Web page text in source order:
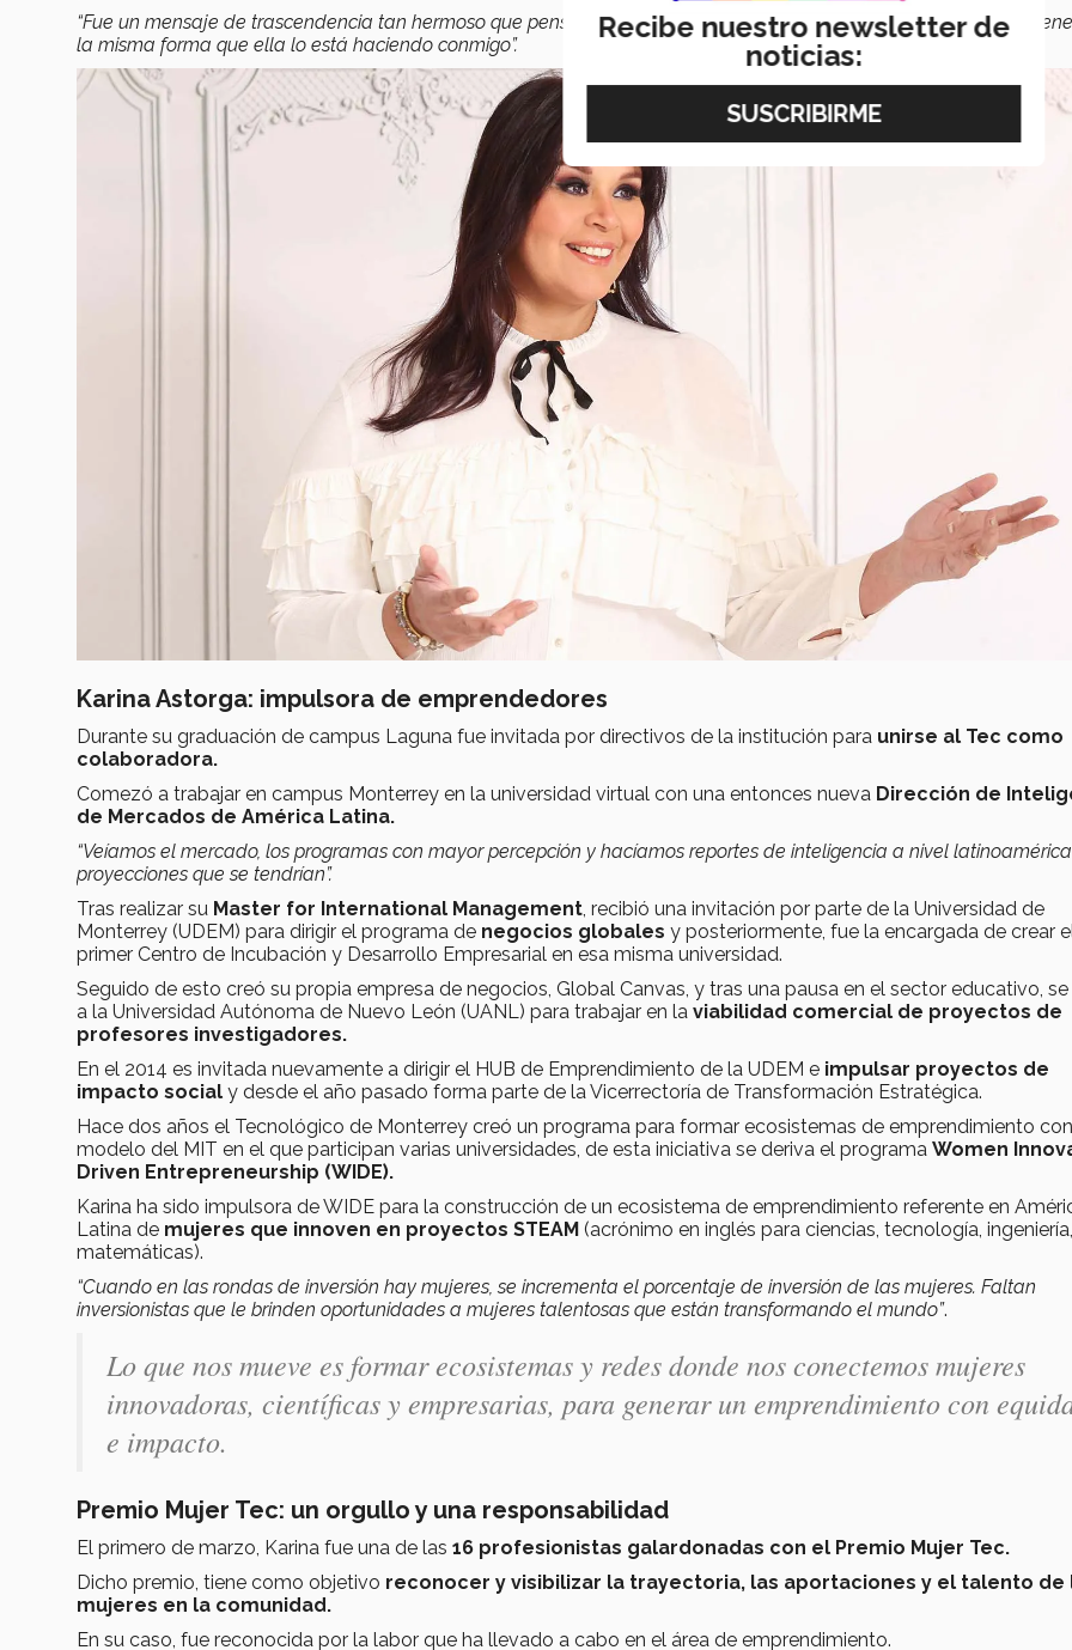
“Fue un mensaje de trascendencia tan hermoso que pensé, quiero ser como Paty e inspirar a muchas mujeres
la misma forma que ella lo está haciendo conmigo”.
Karina Astorga: impulsora de emprendedores
Durante su graduación de campus Laguna fue invitada por directivos de la institución para unirse al Tec como
colaboradora.
Comezó a trabajar en campus Monterrey en la universidad virtual con una entonces nueva Dirección de
de Mercados de América Latina.
“Veíamos el mercado, los programas con mayor percepción y hacíamos reportes de inteligencia a nivel
proyecciones que se tendrían”.
Tras realizar su Master for International Management , recibió una invitación por parte de la Universidad de
Monterrey (UDEM) para dirigir el programa de negocios globales y posteriormente, fue la encargada de crear
primer Centro de Incubación y Desarrollo Empresarial en esa misma universidad.
Seguido de esto creó su propia empresa de negocios, Global Canvas, y tras una pausa en el sector educativo,
a la Universidad Autónoma de Nuevo León (UANL) para trabajar en la viabilidad comercial de proyectos de
profesores investigadores.
En el 2014 es invitada nuevamente a dirigir el HUB de Emprendimiento de la UDEM e impulsar proyectos de
impacto social y desde el año pasado forma parte de la Vicerrectoría de Transformación Estratégica.
Hace dos años el Tecnológico de Monterrey creó un programa para formar ecosistemas de emprendimiento
modelo del MIT en el que participan varias universidades, de esta iniciativa se deriva el programa Women
Driven Entrepreneurship (WIDE).
Karina ha sido impulsora de WIDE para la construcción de un ecosistema de emprendimiento referente en
Latina de mujeres que innoven en proyectos STEAM (acrónimo en inglés para ciencias, tecnología,
matemáticas).
“Cuando en las rondas de inversión hay mujeres, se incrementa el porcentaje de inversión de las mujeres. Faltan
inversionistas que le brinden oportunidades a mujeres talentosas que están transformando el mundo”.
Lo que nos mueve es formar ecosistemas y redes donde nos conectemos mujeres
innovadoras, científicas y empresarias, para generar un emprendimiento con
e impacto.
Premio Mujer Tec: un orgullo y una responsabilidad
El primero de marzo, Karina fue una de las 16 profesionistas galardonadas con el Premio Mujer Tec.
Dicho premio, tiene como objetivo reconocer y visibilizar la trayectoria, las aportaciones y el talento de
mujeres en la comunidad.
En su caso, fue reconocida por la labor que ha llevado a cabo en el área de emprendimiento.
Recibe nuestro newsletter de
noticias: